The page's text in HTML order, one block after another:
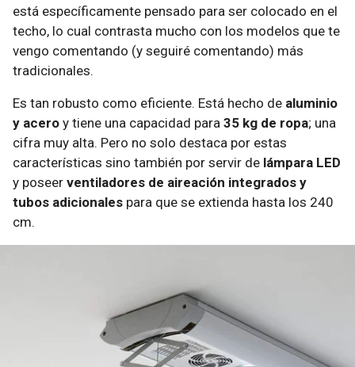
está específicamente pensado para ser colocado en el
techo, lo cual contrasta mucho con los modelos que te
vengo comentando (y seguiré comentando) más
tradicionales.
Es tan robusto como eficiente. Está hecho de aluminio
y acero y tiene una capacidad para 35 kg de ropa; una
cifra muy alta. Pero no solo destaca por estas
características sino también por servir de lámpara LED
y poseer ventiladores de aireación integrados y
tubos adicionales para que se extienda hasta los 240
cm.